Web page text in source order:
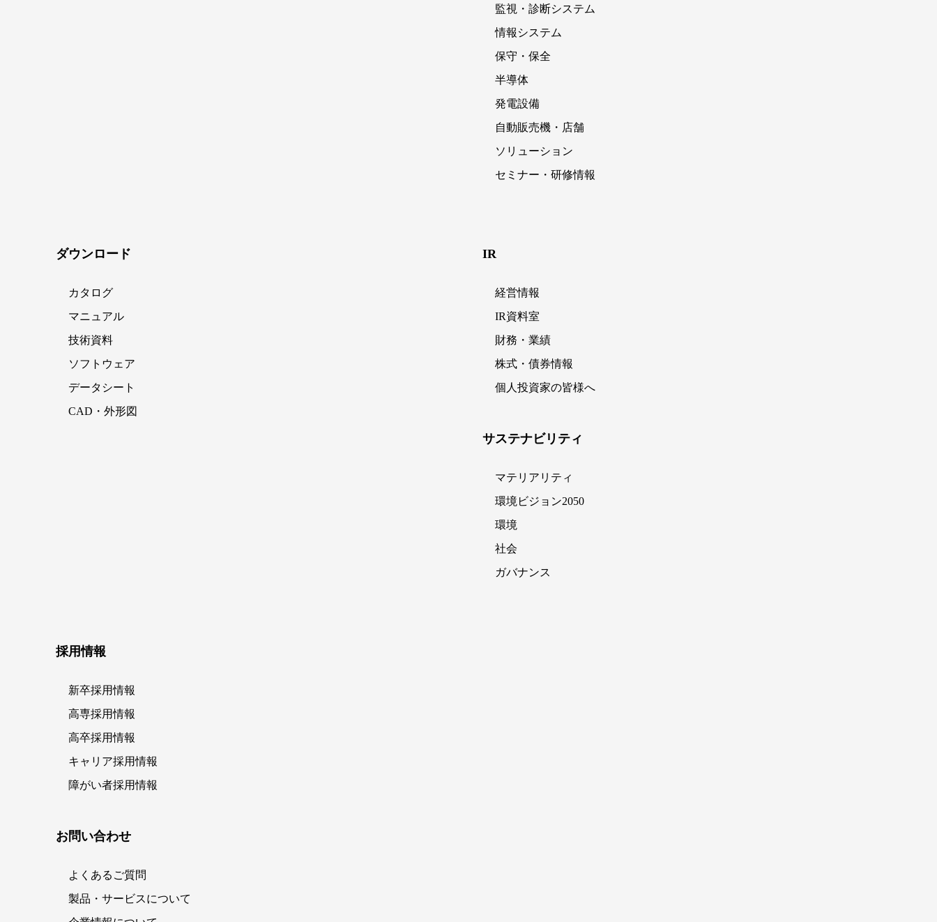
監視・診断システム
情報システム
保守・保全
半導体
発電設備
自動販売機・店舗
ソリューション
セミナー・研修情報
ダウンロード
カタログ
マニュアル
技術資料
ソフトウェア
データシート
CAD・外形図
IR
経営情報
IR資料室
財務・業績
株式・債券情報
個人投資家の皆様へ
サステナビリティ
マテリアリティ
環境ビジョン2050
環境
社会
ガバナンス
採用情報
新卒採用情報
高専採用情報
高卒採用情報
キャリア採用情報
障がい者採用情報
お問い合わせ
よくあるご質問
製品・サービスについて